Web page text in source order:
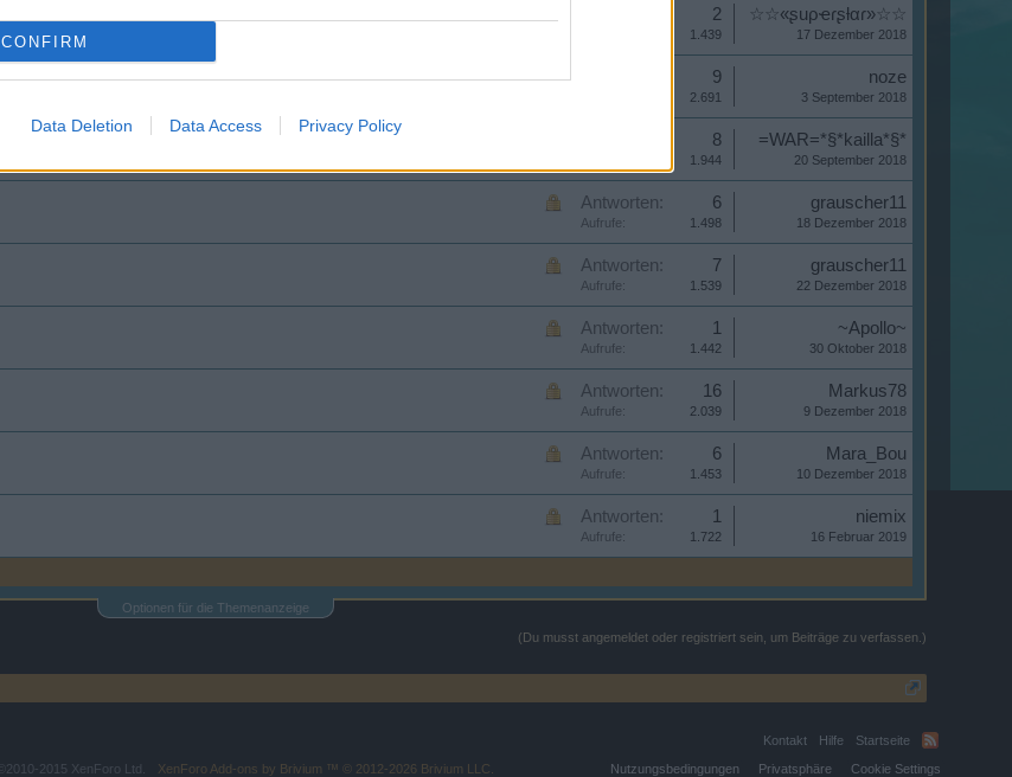
CONFIRM
Data Deletion Data Access Privacy Policy
2
1.439
☆☆«ʂuρҽɾʂƚαɾ»☆☆
17 Dezember 2018
9
2.691
noze
3 September 2018
8
1.944
=WAR=*§*kailla*§*
20 September 2018
Antworten: 6
Aufrufe: 1.498
grauscher11
18 Dezember 2018
Antworten: 7
Aufrufe: 1.539
grauscher11
22 Dezember 2018
Antworten: 1
Aufrufe: 1.442
~Apollo~
30 Oktober 2018
Antworten: 16
Aufrufe: 2.039
Markus78
9 Dezember 2018
Antworten: 6
Aufrufe: 1.453
Mara_Bou
10 Dezember 2018
Antworten: 1
Aufrufe: 1.722
niemix
16 Februar 2019
Optionen für die Themenanzeige
(Du musst angemeldet oder registriert sein, um Beiträge zu verfassen.)
Kontakt Hilfe
Startseite
Nutzungsbedingungen
Privatsphäre Cookie Settings
©2010-2015 XenForo Ltd. XenForo Add-ons by Brivium ™ © 2012-2026 Brivium LLC.